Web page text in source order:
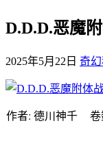
D.D.D.恶魔
2025年5月22日 奇
作者: 德川神千